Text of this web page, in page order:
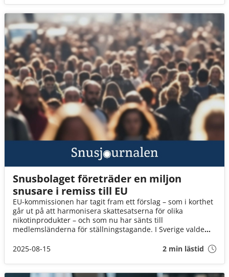
Snusbolaget företräder en miljon
snusare i remiss till EU
EU-kommissionen har tagit fram ett förslag – som i korthet
går ut på att harmonisera skattesatserna för olika
nikotinprodukter – och som nu har sänts till
medlemsländerna för ställningstagande. I Sverige valde
instanser, som har fram till den 16:e september på sig att
först av alla lämnat sina synpunkter. Och Kommissionens
2025-08-15 2 min lästid